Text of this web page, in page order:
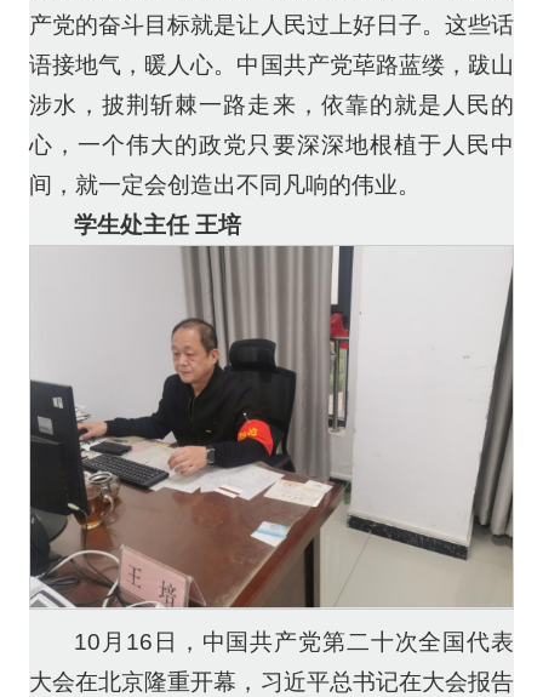
产党的奋斗目标就是让人民过上好日子。这些话
语接地气，暖人心。中国共产党荜路蓝缕，跋山
涉水，披荆斩棘一路走来，依靠的就是人民的
心，一个伟大的政党只要深深地根植于人民中
间，就一定会创造出不同凡响的伟业。
学生处主任 王培
10月16日，中国共产党第二十次全国代表
大会在北京隆重开幕，习近平总书记在大会报告